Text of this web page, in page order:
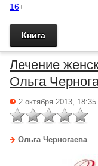
16+
Книга
Лечение
Ольга
2 октября 2013, 18:35
Ольга Черногаева